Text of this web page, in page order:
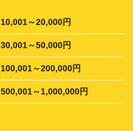
10,001～20,000円
30,001～50,000円
100,001～200,000円
500,001～1,000,000円